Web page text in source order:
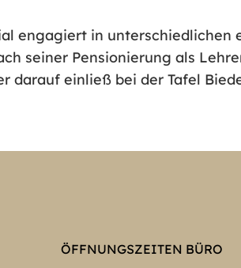
engagiert in
seiner Pensionierung als
einließ bei der Tafel
ÖFFNUNGSZEITEN BÜRO